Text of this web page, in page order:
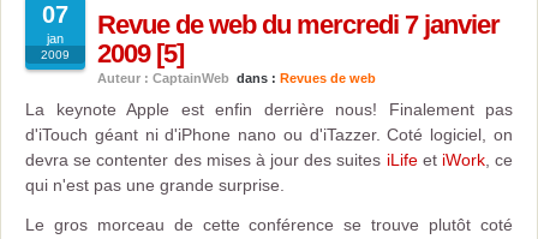
07
jan
2009
Revue de web du mercredi 7 janvier
2009 [5]
Auteur : CaptainWeb dans : Revues de web
La keynote Apple est enfin derrière nous! Finalement pas
d'iTouch géant ni d'iPhone nano ou d'iTazzer. Coté logiciel, on
devra se contenter des mises à jour des suites iLifeet iWork, ce
qui n'est pas une grande surprise.
Le gros morceau de cette conférence se trouve plutôt coté